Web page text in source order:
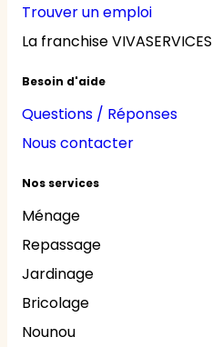
Trouver un emploi
La franchise VIVASERVICES
Besoin d'aide
Questions / Réponses
Nous contacter
Nos services
Ménage
Repassage
Jardinage
Bricolage
Nounou